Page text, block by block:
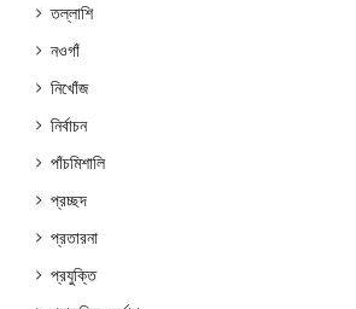
তল্লাশি
নওগাঁ
নিখোঁজ
নির্বাচন
পাঁচমিশালি
প্রচ্ছদ
প্রতারনা
প্রযুক্তি